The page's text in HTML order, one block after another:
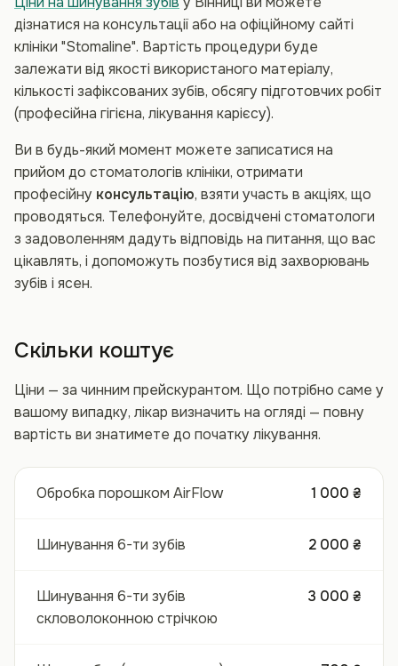
дізнатися на консультації або на офіційному сайті
клініки "Stomaline". Вартість процедури буде
залежати від якості використаного матеріалу,
кількості зафіксованих зубів, обсягу підготовчих робіт
(професійна гігієна, лікування карієсу).
Ви в будь-який момент можете записатися на
прийом до стоматологів клініки, отримати
професійну консультацію, взяти участь в акціях, що
проводяться. Телефонуйте, досвідчені стоматологи
з задоволенням дадуть відповідь на питання, що вас
цікавлять, і допоможуть позбутися від захворювань
зубів і ясен.
Скільки коштує
Ціни — за чинним прейскурантом. Що потрібно саме у
вашому випадку, лікар визначить на огляді — повну
вартість ви знатимете до початку лікування.
Обробка порошком AirFlow 1 000 ₴
Шинування 6-ти зубів 2 000 ₴
Шинування 6-ти зубів
скловолоконною стрічкою
3 000 ₴